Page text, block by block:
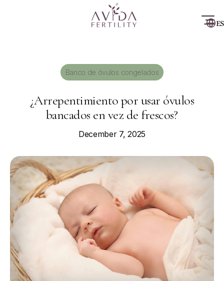
ES
Banco de óvulos congelados
¿Arrepentimiento por usar óvulos
bancados en vez de frescos?
December 7, 2025